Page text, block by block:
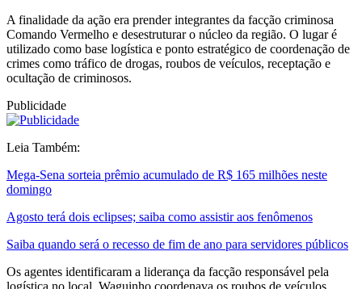
A finalidade da ação era prender integrantes da facção criminosa
Comando Vermelho e desestruturar o núcleo da região. O lugar é
utilizado como base logística e ponto estratégico de coordenação de
crimes como tráfico de drogas, roubos de veículos, receptação e
ocultação de criminosos.
Publicidade
Leia Também:
Mega-Sena sorteia prêmio acumulado de R$ 165 milhões neste
domingo
Agosto terá dois eclipses; saiba como assistir aos fenômenos
Saiba quando será o recesso de fim de ano para servidores públicos
Os agentes identificaram a liderança da facção responsável pela
logística no local. Waguinho coordenava os roubos de veículos,